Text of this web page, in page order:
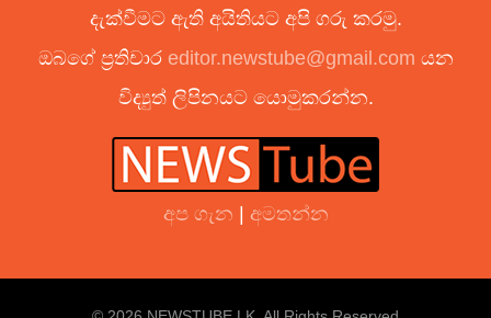
දැක්වීමට ඇති අයිතියට අපි ගරු කරමු.
ඔබගේ ප්‍රතිචාර editor.newstube@gmail.com යන
විද්‍යුත් ලිපිනයට යොමුකරන්න.
අප ගැන අමතන්න